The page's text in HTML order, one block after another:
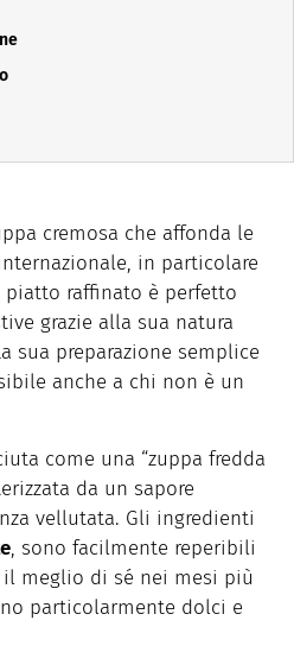
cremosa che affonda le
in particolare
piatto raffinato è perfetto
grazie alla sua natura
sua preparazione semplice
anche a chi non è un
come una “zuppa fredda
da un sapore
vellutata. Gli ingredienti
, sono facilmente reperibili
meglio di sé nei mesi più
particolarmente dolci e